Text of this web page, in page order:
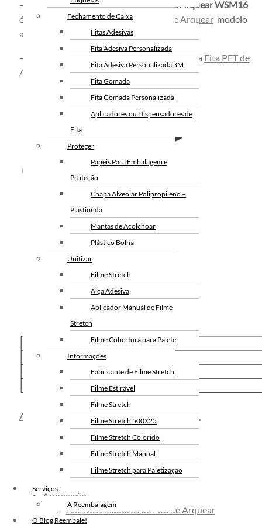
Fechamento de Caixa
Fitas Adesivas
Fita Adesiva Personalizada
Fita Adesiva Personalizada 3M
Fita Gomada
Fita Gomada Personalizada
Aplicadores ou Dispensadores de
Fita
Proteger
Papeis Para Embalagem e
Proteção
Chapa Alveolar Polipropileno –
Plastionda
Mantas de Acolchoar
Plástico Bolha
Unitizar
Filme Stretch
Alça Adesiva
Aplicador Manual de Filme
Stretch
Filme Cobertura para Palete
Informações
Fabricante de Filme Stretch
Filme Estirável
Filme Stretch
Filme Stretch 500×25
Filme Stretch Colorido
Filme Stretch Manual
Filme Stretch para Paletização
Filme Stretch Preto
Serviços
A Reembalagem
O Blog Reembale!
Arqueação
Alicates Seladores de Fita de Arquear
– O
Alicate Selador Vertical para Fita de Arquear WSM16
é indicado para uso emSelo Metálico de Arquearmodelo
aberto
– A ferramenta é essencial para a utilização da Fita PET de
Arquear.
Acesse nosso portfólio completo de soluções.